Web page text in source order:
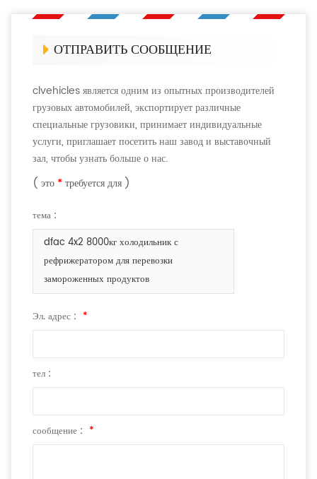
ОТПРАВИТЬ СООБЩЕНИЕ
clvehicles является одним из опытных производителей
грузовых автомобилей, экспортирует различные
специальные грузовики, принимает индивидуальные
услуги, приглашает посетить наш завод и выставочный
зал, чтобы узнать больше о нас.
( это * требуется для )
тема :
dfac 4x2 8000кг холодильник с
рефрижератором для перевозки
замороженных продуктов
Эл. адрес : *
тел :
сообщение : *